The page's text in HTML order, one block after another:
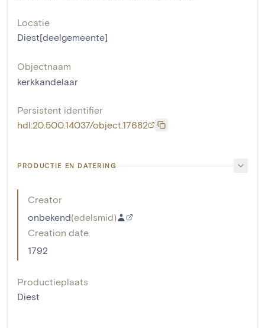
Locatie
Diest[deelgemeente]
Objectnaam
kerkkandelaar
Persistent identifier
hdl:20.500.14037/object.17682
PRODUCTIE EN DATERING
Creator
onbekend(edelsmid)
Creation date
1792
Productieplaats
Diest